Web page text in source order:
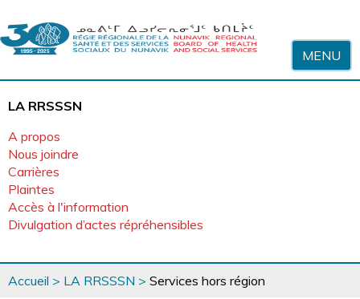
MENU
LA RRSSSN
A propos
Nous joindre
Carrières
Plaintes
Accès à l'information
Divulgation d’actes répréhensibles
Vous
êtes
Accueil > LA RRSSSN > Services hors région